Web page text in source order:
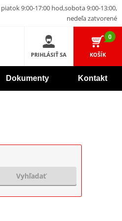
9:00-17:00 hod,sobota 9:00-13:00,
nedeľa zatvorené
PRIHLÁSIŤ SA
0
KOŠÍK
Dokumenty Kontakt
Vyhľadať